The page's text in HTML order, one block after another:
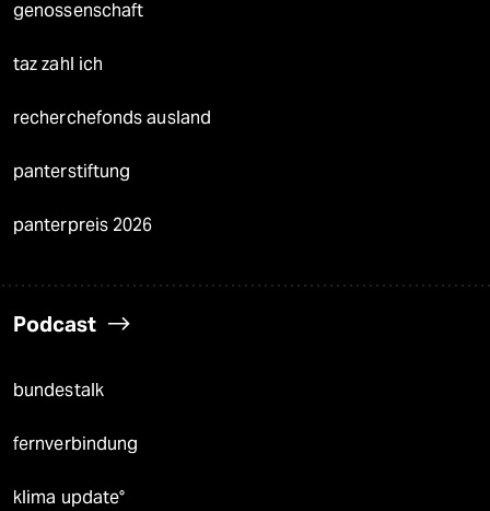
genossenschaft
taz zahl ich
recherchefonds ausland
panterstiftung
panterpreis 2026
Podcast
bundestalk
fernverbindung
klima update°